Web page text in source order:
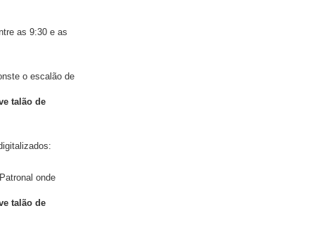
as 9:30 e as
o escalão de
talão de
onde
talão de